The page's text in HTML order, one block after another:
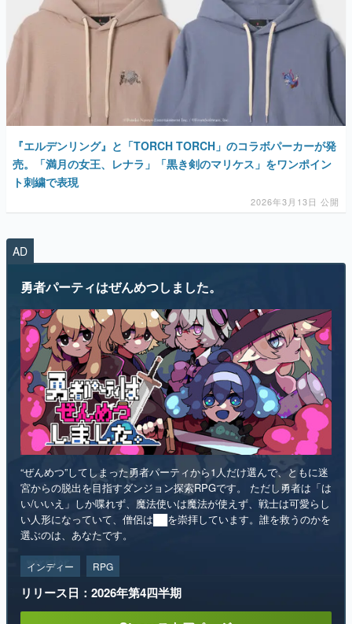
『エルデンリング』と「TORCH TORCH」のコラボパーカーが発
売。「満月の女王、レナラ」「黒き剣のマリケス」をワンポイン
ト刺繍で表現
2026年3月13日 公開
AD
勇者パーティはぜんめつしました。
“ぜんめつ”してしまった勇者パーティから1人だけ選んで、ともに迷
宮からの脱出を目指すダンジョン探索RPGです。 ただし勇者は「は
い/いいえ」しか喋れず、魔法使いは魔法が使えず、戦士は可愛らし
い人形になっていて、僧侶は██を崇拝しています。誰を救うのかを
選ぶのは、あなたです。
インディー RPG
リリース日：2026年第4四半期